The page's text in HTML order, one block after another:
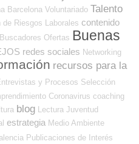
Barcelona Voluntariado Talento
de Riesgos Laborales contenido
Ofertas Buenas
redes sociales Networking
recursos para la
y Procesos Selección
Coronavirus coaching
blog Lectura Juventud
estrategia Medio Ambiente
Publicaciones de Interés